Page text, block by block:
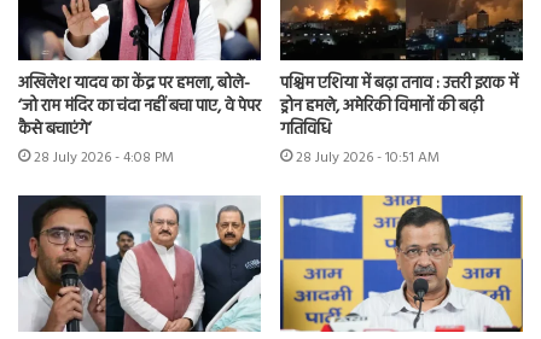
अखिलेश यादव का केंद्र पर हमला, बोले-
‘जो राम मंदिर का चंदा नहीं बचा पाए, वे पेपर
कैसे बचाएंगे’
28 July 2026 - 4:08 PM
पश्चिम एशिया में बढ़ा तनाव : उत्तरी इराक में
ड्रोन हमले, अमेरिकी विमानों की बढ़ी
गतिविधि
28 July 2026 - 10:51 AM